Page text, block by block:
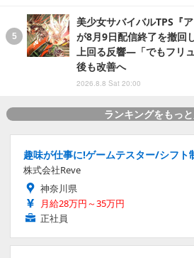
美少女サバイバルTPS『
が8月9日配信終了を撤回
上回る反響―「でもフリ
後も改善へ
2026.8.8 Sat 20:00
ランキングをもっ
趣味が仕事に!ゲームテスター/シフト
株式会社Reve
神奈川県
月給28万円～35万円
正社員